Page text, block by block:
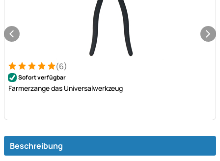
Bewertung: 5 von 5 (6 Bewertungen)
6 Bewertungen
(6)
Sofort verfügbar
Farmerzange das Universalwerkzeug
Beschreibung